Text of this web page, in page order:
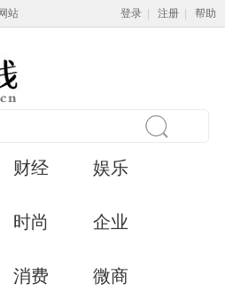
站 登录 注册 帮助
财经 娱乐
时尚 企业
消费 微商